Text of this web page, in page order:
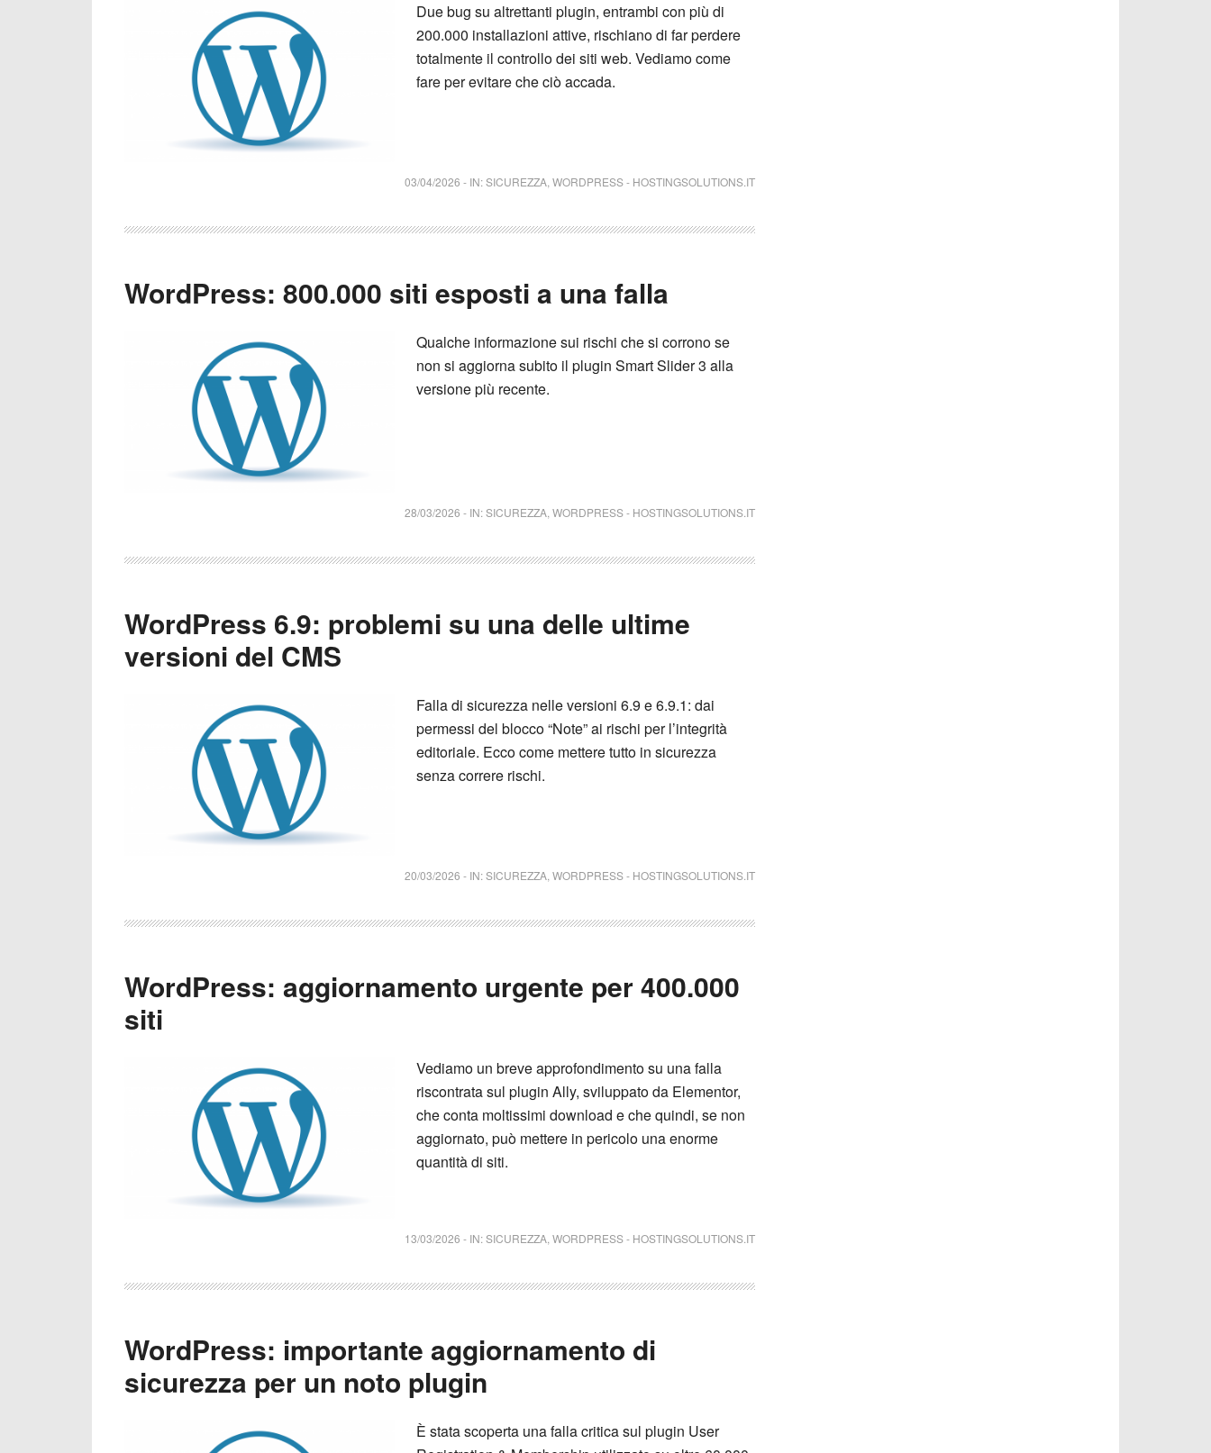
Due bug su altrettanti plugin, entrambi con più di
200.000 installazioni attive, rischiano di far perdere
totalmente il controllo dei siti web. Vediamo come
fare per evitare che ciò accada.
03/04/2026 - IN:SICUREZZA WORDPRESS- HOSTINGSOLUTIONS.IT
WordPress: 800.000 siti esposti a una falla
Qualche informazione sui rischi che si corrono se
non si aggiorna subito il plugin Smart Slider 3 alla
versione più recente.
28/03/2026 - IN:SICUREZZA WORDPRESS- HOSTINGSOLUTIONS.IT
WordPress 6.9: problemi su una delle ultime
versioni del CMS
Falla di sicurezza nelle versioni 6.9 e 6.9.1: dai
permessi del blocco “Note” ai rischi per l’integrità
editoriale. Ecco come mettere tutto in sicurezza
senza correre rischi.
20/03/2026 - IN:SICUREZZA WORDPRESS- HOSTINGSOLUTIONS.IT
WordPress: aggiornamento urgente per 400.000
siti
Vediamo un breve approfondimento su una falla
riscontrata sul plugin Ally, sviluppato da Elementor,
che conta moltissimi download e che quindi, se non
aggiornato, può mettere in pericolo una enorme
quantità di siti.
13/03/2026 - IN:SICUREZZA WORDPRESS- HOSTINGSOLUTIONS.IT
WordPress: importante aggiornamento di
sicurezza per un noto plugin
È stata scoperta una falla critica sul plugin User